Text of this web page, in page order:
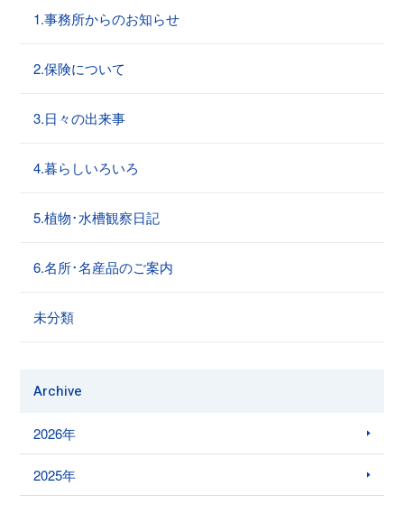
1.事務所からのお知らせ
2.保険について
3.日々の出来事
4.暮らしいろいろ
5.植物･水槽観察日記
6.名所･名産品のご案内
未分類
Archive
2026年
2025年